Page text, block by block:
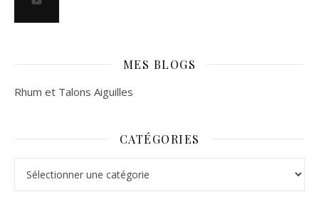
MES BLOGS
Rhum et Talons Aiguilles
CATÉGORIES